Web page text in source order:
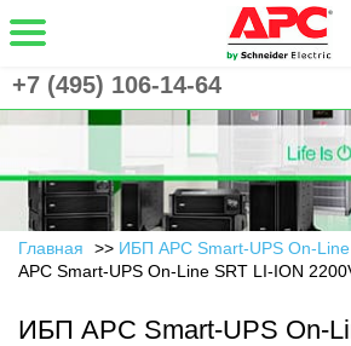
+7 (495) 106-14-64
Главная
ИБП APC Smart-UPS On-Line
APC Smart-UPS On-Line SRT LI-ION
ИБП APC Smart-UPS On-